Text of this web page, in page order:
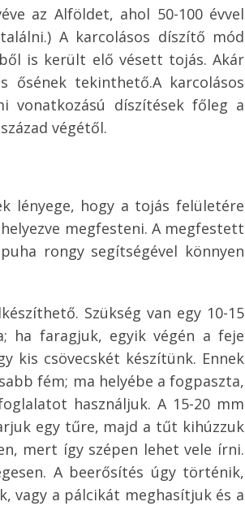
az Alföldet, ahol 50-100 évvel
A karcolásos díszítő mód
is került elő vésett tojás. Akár
tekinthető.A karcolásos
vonatkozású díszítések főleg a
végétől.
lényege, hogy a tojás felületére
megfesteni. A megfestett
rongy segítségével könnyen
Szükség van egy 10-15
ha faragjuk, egyik végén a feje
kis csövecskét készítünk. Ennek
fém; ma helyébe a fogpaszta,
használjuk. A 15-20 mm
egy tűre, majd a tűt kihúzzuk
mert így szépen lehet vele írni.
A beerősítés úgy történik,
vagy a pálcikát meghasítjuk és a